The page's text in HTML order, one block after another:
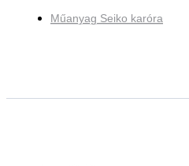
Műanyag Seiko karóra